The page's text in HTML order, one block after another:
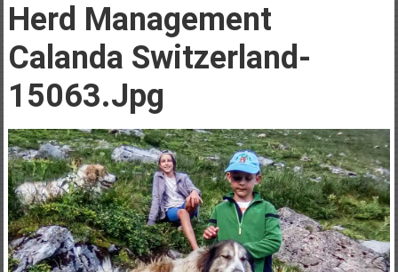
Herd Management
Calanda Switzerland-
15063.jpg